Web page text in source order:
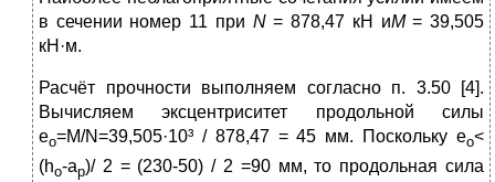
в сечении номер 11 при N = 878,47 кН иM = 39,505
кН·м.
Расчёт прочности выполняем согласно п. 3.50 [4].
Вычисляем эксцентриситет продольной силы
еo=M/N=39,505·10³ / 878,47 = 45 мм. Поскольку еo<
(ho-ap)/ 2 = (230-50) / 2 =90 мм, то продольная сила